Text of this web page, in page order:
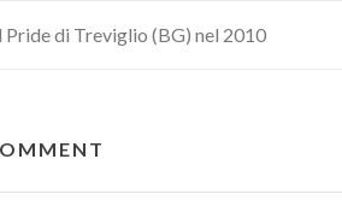
Pride di Treviglio (BG) nel 2010